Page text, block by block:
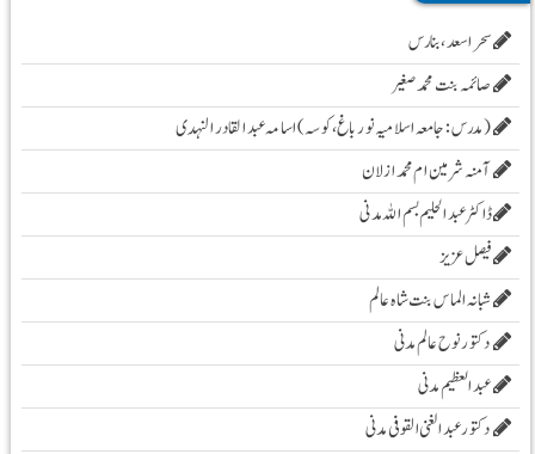
سحر اسعد ،بنارس
صائمہ بنت محمد صغیر
( مدرس :جامعہ اسلامیہ نور باغ، کوسہ )اسامہ عبد القادر النہدی
آمنہ شرمین ام محمد ازلان
ڈاکٹر عبد الحلیم بسم اللہ مدنی
فیصل عزیز
شبانہ الماس بنت شاہ عالم
دکتور نوح عالم مدنی
عبد العظیم مدنی
دکتور عبد الغنی القوفی مدنی